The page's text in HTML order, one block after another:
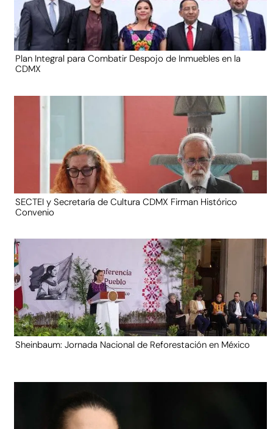
Plan Integral para Combatir Despojo de Inmuebles en la
CDMX
SECTEI y Secretaría de Cultura CDMX Firman Histórico
Convenio
Sheinbaum: Jornada Nacional de Reforestación en México